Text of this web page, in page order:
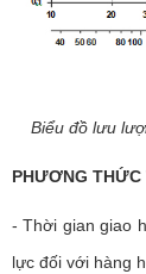
Biểu đồ lưu
PHƯƠNG THỨC
- Thời gian giao
lực đối với hàng